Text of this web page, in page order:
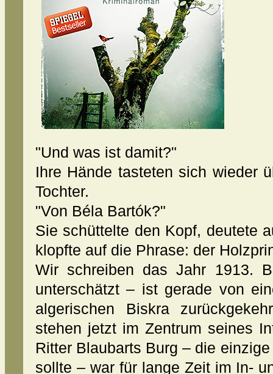
"Und was ist damit?"
Ihre Hände tasteten sich wieder
Tochter.
"Von Béla Bartók?"
Sie schüttelte den Kopf, deutete
klopfte auf die Phrase: der
Wir schreiben das Jahr 1913.
unterschätzt – ist gerade von
algerischen Biskra
stehen jetzt im Zentrum seines
Ritter Blaubarts Burg – die
sollte – war für lange Zeit im In-